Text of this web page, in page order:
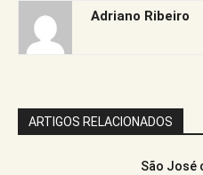
Adriano Ribeiro
ARTIGOS RELACIONADOS
São José